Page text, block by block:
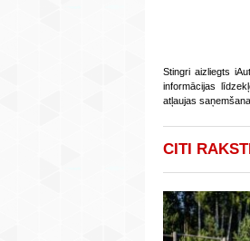
Stingri aizliegts
informācijas
atļaujas
CITI